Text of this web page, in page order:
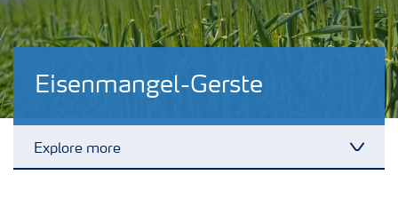
Eisenmangel-Gerste
Explore more